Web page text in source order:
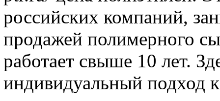
российских компаний,
продажей полимерного
работает свыше 10 лет.
индивидуальный подход